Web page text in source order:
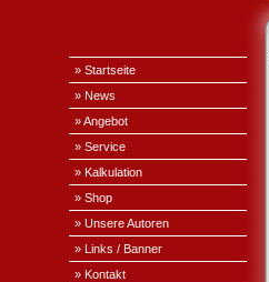
» Startseite
» News
» Angebot
» Service
» Kalkulation
» Shop
» Unsere Autoren
» Links / Banner
» Kontakt